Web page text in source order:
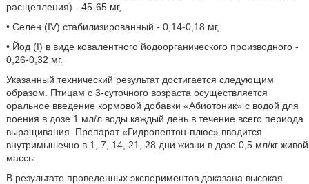
расщепления) - 45-65 мг,
• Селен (IV) стабилизированный - 0,14-0,18 мг,
• Йод (I) в виде ковалентного йодоорганического производного -
0,26-0,32 мг.
Указанный технический результат достигается следующим
образом. Птицам с 3-суточного возраста осуществляется
оральное введение кормовой добавки «Абиотоник» с водой для
поения в дозе 1 мл/л воды каждый день в течение всего периода
выращивания. Препарат «Гидропептон-плюс» вводится
внутримышечно в 1, 7, 14, 21, 28 дни жизни в дозе 0,5 мл/кг живой
массы.
В результате проведенных экспериментов доказана высокая